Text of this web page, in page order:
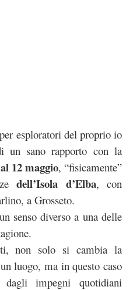
per esploratori del proprio io
sano rapporto con la
12 maggio, “fisicamente”
dell’Isola d’Elba, con
a Grosseto.
senso diverso a una delle
non solo si cambia la
luogo, ma in questo caso
impegni quotidiani